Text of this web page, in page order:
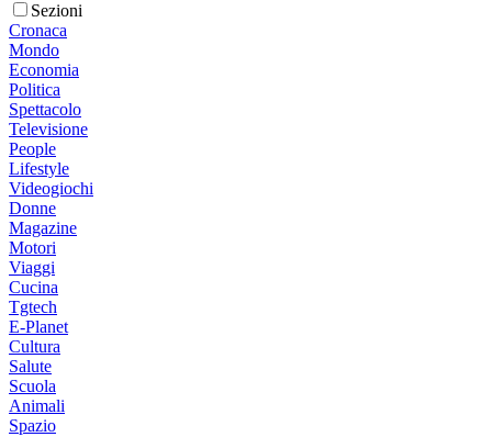
Sezioni
Cronaca
Mondo
Economia
Politica
Spettacolo
Televisione
People
Lifestyle
Videogiochi
Donne
Magazine
Motori
Viaggi
Cucina
Tgtech
E-Planet
Cultura
Salute
Scuola
Animali
Spazio